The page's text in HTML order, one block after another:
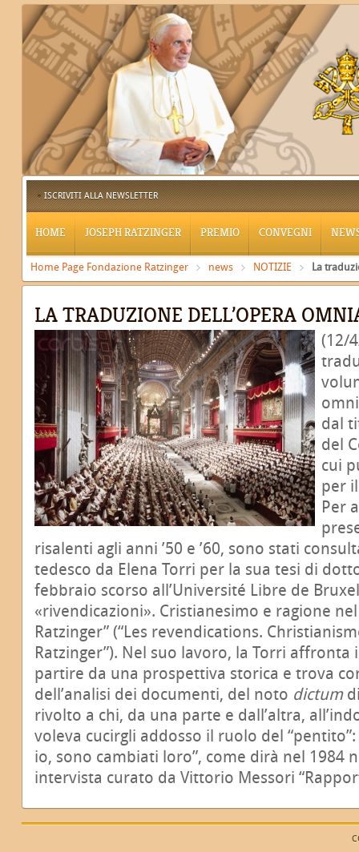
ISCRIVITI ALLA NEWSLETTER
HOME JOSEPH RATZINGER PREMIO CONVEGNI
Home Page Fondazione Ratzinger news NOTIZIE La
LA TRADUZIONE DELL’OPERA
(12/
dal
del
cui
per
Per
risalenti agli anni ’50 e ’60, sono stati
tedesco da Elena Torri per la sua tesi di
febbraio scorso all’Université Libre de
«rivendicazioni». Cristianesimo e ragione
Ratzinger” (“Les revendications.
Ratzinger”). Nel suo lavoro, la Torri
partire da una prospettiva storica e trova
dell’analisi dei documenti, del noto dictumdi
rivolto a chi, da una parte e dall’altra,
voleva cucirgli addosso il ruolo del
io, sono cambiati loro”, come dirà nel 1984
intervista curato da Vittorio Messori